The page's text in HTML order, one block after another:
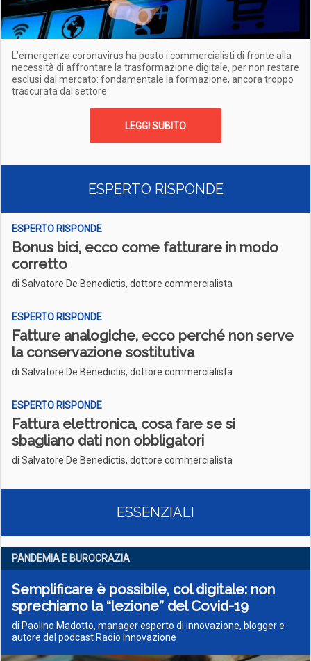
L’emergenza coronavirus ha posto i commercialisti di fronte alla
necessità di affrontare la trasformazione digitale, per non restare
esclusi dal mercato: fondamentale la formazione, ancora troppo
trascurata dal settore
LEGGI SUBITO
ESPERTO RISPONDE
ESPERTO RISPONDE
Bonus bici, ecco come fatturare in modo
corretto
di Salvatore De Benedictis, dottore commercialista
ESPERTO RISPONDE
Fatture analogiche, ecco perché non serve
la conservazione sostitutiva
di Salvatore De Benedictis, dottore commercialista
ESPERTO RISPONDE
Fattura elettronica, cosa fare se si
sbagliano dati non obbligatori
di Salvatore De Benedictis, dottore commercialista
ESSENZIALI
PANDEMIA E BUROCRAZIA
Semplificare è possibile, col digitale: non
sprechiamo la “lezione” del Covid-19
di Paolino Madotto, manager esperto di innovazione, blogger e
autore del podcast Radio Innovazione